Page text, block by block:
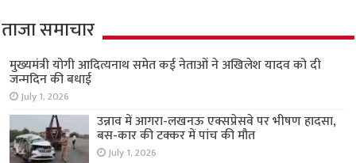
ताजा समाचार
मुख्यमंत्री योगी आदित्यनाथ समेत कई नेताओं ने अखिलेश यादव को दी
जन्मदिन की बधाई
July 1, 2026
उन्नाव में आगरा-लखनऊ एक्सप्रेसवे पर भीषण हादसा,
बस-कार की टक्कर में पांच की मौत
July 1, 2026